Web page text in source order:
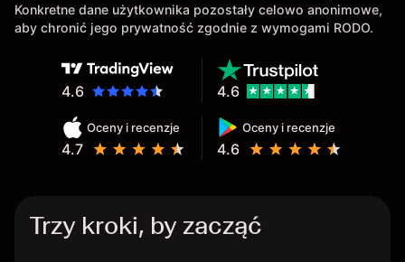
Konkretne dane użytkownika pozostały celowo anonimowe,
aby chronić jego prywatność zgodnie z wymogami RODO.
4.6
Oceny i recenzje
4.7
Oceny i recenzje
4.6
4.6
Trzy kroki, by zacząć